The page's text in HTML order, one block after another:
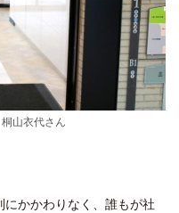
山衣代さん
かかわりなく、誰もが社